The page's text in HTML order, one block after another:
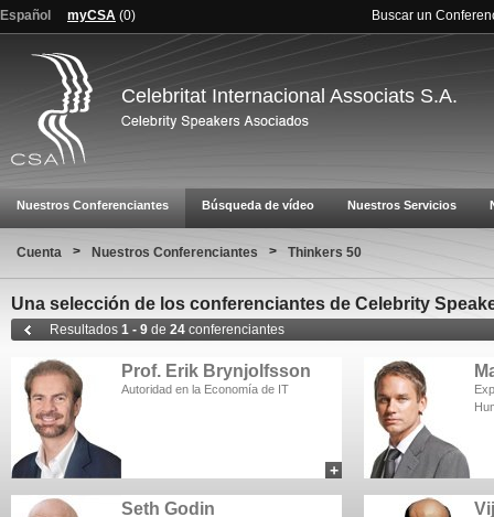
Español myCSA (0) Buscar un
Celebritat Internacional Associats S.A.
Nuestros Conferenciantes Búsqueda de vídeo Nuestros Servicios
Cuenta > Nuestros Conferenciantes > Thinkers 50
Una selección de los conferenciantes de Celebrity
Resultados 1 - 9 de 24 conferenciantes
Prof. Erik Brynjolfsson
Autoridad en la Economía de IT
+ add to myCSA
Seth Godin